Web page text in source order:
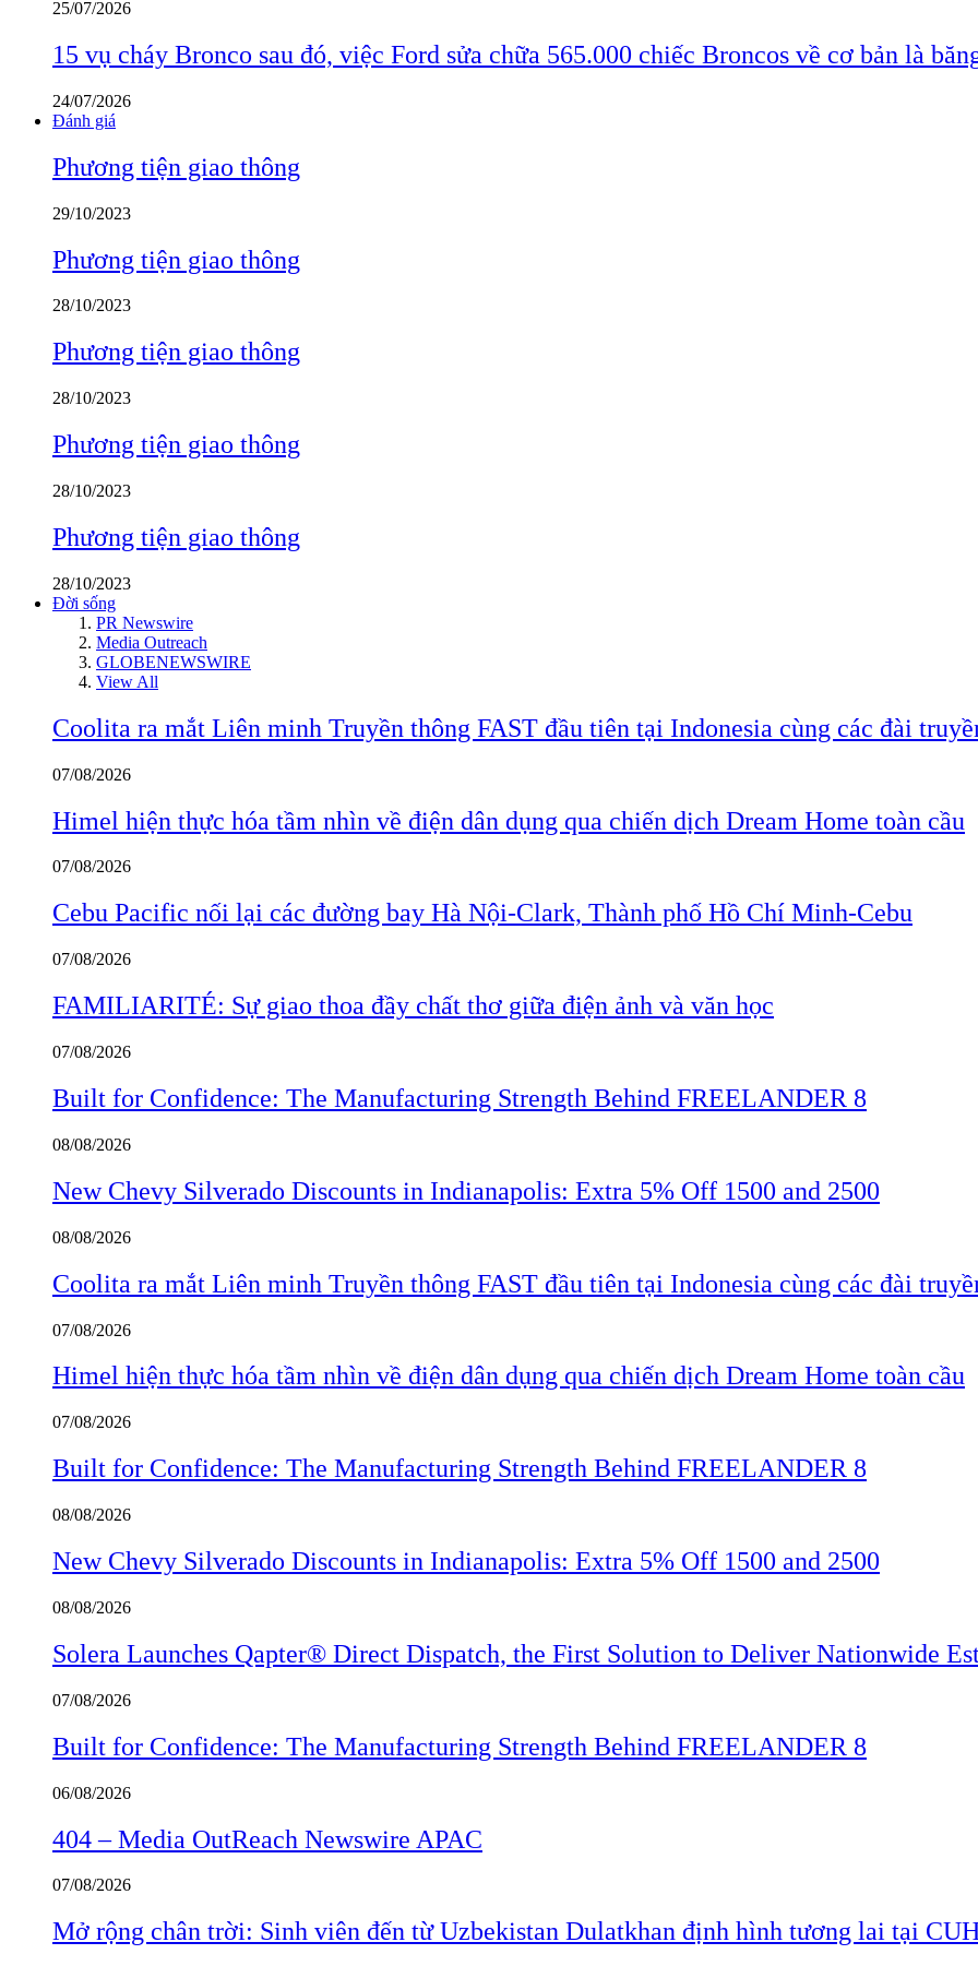
25/07/2026
15 vụ cháy Bronco sau đó, việc Ford sửa chữa 565.000 chiếc Broncos về cơ bản là
24/07/2026
Đánh giá
Phương tiện giao thông
29/10/2023
Phương tiện giao thông
28/10/2023
Phương tiện giao thông
28/10/2023
Phương tiện giao thông
28/10/2023
Phương tiện giao thông
28/10/2023
Đời sống
PR Newswire
Media Outreach
GLOBENEWSWIRE
View All
Coolita ra mắt Liên minh Truyền thông FAST đầu tiên tại Indonesia cùng các đài
07/08/2026
Himel hiện thực hóa tầm nhìn về điện dân dụng qua chiến dịch Dream Home toàn cầu
07/08/2026
Cebu Pacific nối lại các đường bay Hà Nội-Clark, Thành phố Hồ Chí Minh-Cebu
07/08/2026
FAMILIARITÉ: Sự giao thoa đầy chất thơ giữa điện ảnh và văn học
07/08/2026
Built for Confidence: The Manufacturing Strength Behind FREELANDER 8
08/08/2026
New Chevy Silverado Discounts in Indianapolis: Extra 5% Off 1500 and 2500
08/08/2026
Coolita ra mắt Liên minh Truyền thông FAST đầu tiên tại Indonesia cùng các đài
07/08/2026
Himel hiện thực hóa tầm nhìn về điện dân dụng qua chiến dịch Dream Home toàn cầu
07/08/2026
Built for Confidence: The Manufacturing Strength Behind FREELANDER 8
08/08/2026
New Chevy Silverado Discounts in Indianapolis: Extra 5% Off 1500 and 2500
08/08/2026
Solera Launches Qapter® Direct Dispatch, the First Solution to Deliver Nationwide
07/08/2026
Built for Confidence: The Manufacturing Strength Behind FREELANDER 8
06/08/2026
404 – Media OutReach Newswire APAC
07/08/2026
Mở rộng chân trời: Sinh viên đến từ Uzbekistan Dulatkhan định hình tương lai tại